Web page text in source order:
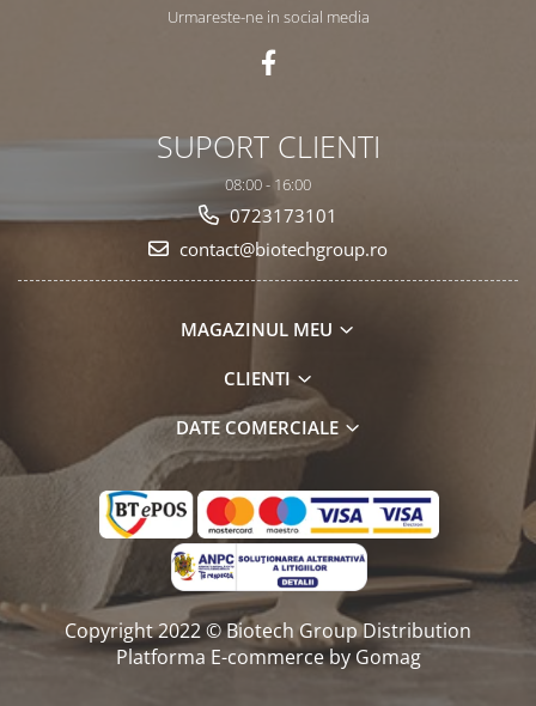
Urmareste-ne in social media
SUPORT CLIENTI
08:00 - 16:00
0723173101
contact@biotechgroup.ro
MAGAZINUL MEU
CLIENTI
DATE COMERCIALE
Copyright 2022 © Biotech Group Distribution
Platforma E-commerce by Gomag